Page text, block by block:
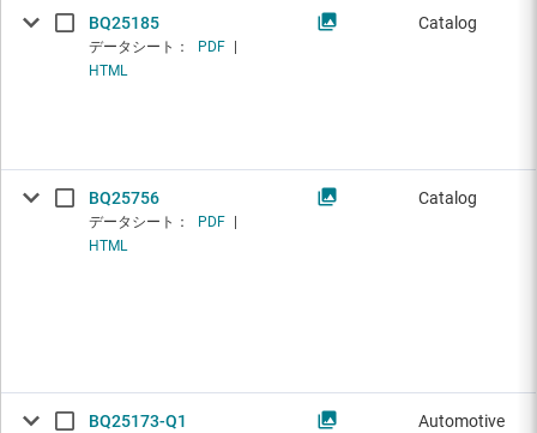
BQ25185
データシート： PDF
HTML
Catalog
BQ25756
データシート： PDF
HTML
Catalog
BQ25173-Q1 Automotive